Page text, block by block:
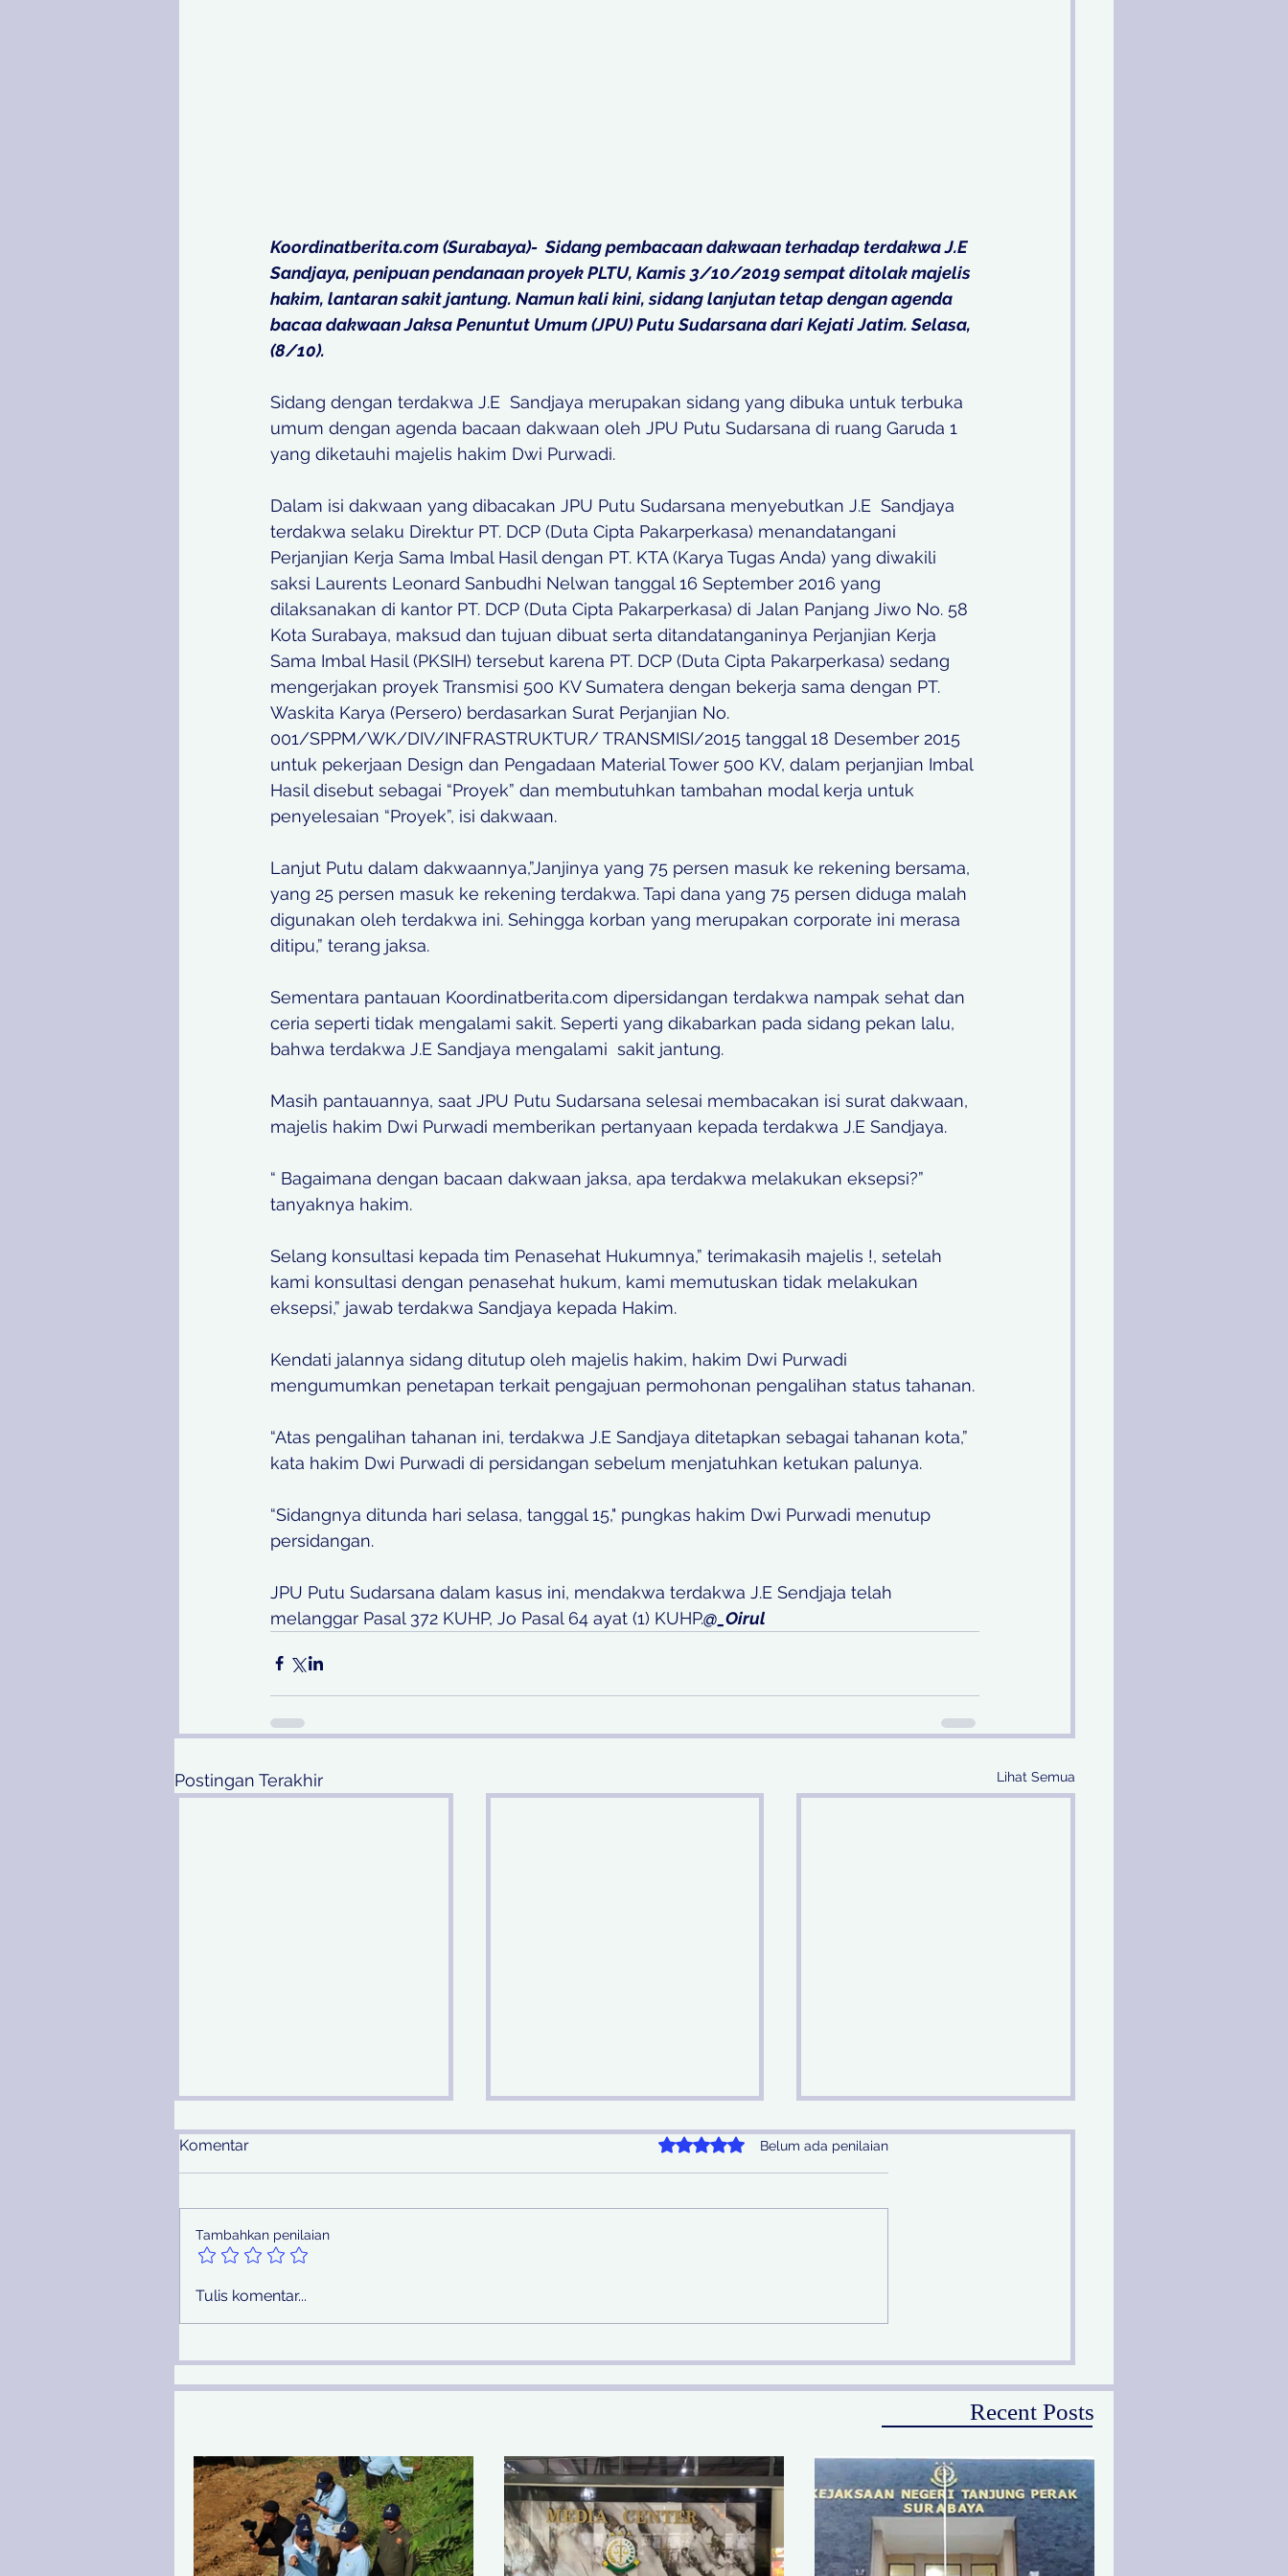
Koordinatberita.com (Surabaya)-  Sidang pembacaan dakwaan terhadap terdakwa J.E
Sandjaya, penipuan pendanaan proyek PLTU, Kamis 3/10/2019 sempat ditolak majelis
hakim, lantaran sakit jantung. Namun kali kini, sidang lanjutan tetap dengan agenda
bacaa dakwaan Jaksa Penuntut Umum (JPU) Putu Sudarsana dari Kejati Jatim. Selasa,
(8/10).
Sidang dengan terdakwa J.E  Sandjaya merupakan sidang yang dibuka untuk terbuka
umum dengan agenda bacaan dakwaan oleh JPU Putu Sudarsana di ruang Garuda 1
yang diketauhi majelis hakim Dwi Purwadi.
Dalam isi dakwaan yang dibacakan JPU Putu Sudarsana menyebutkan J.E  Sandjaya
terdakwa selaku Direktur PT. DCP (Duta Cipta Pakarperkasa) menandatangani
Perjanjian Kerja Sama Imbal Hasil dengan PT. KTA (Karya Tugas Anda) yang diwakili
saksi Laurents Leonard Sanbudhi Nelwan tanggal 16 September 2016 yang
dilaksanakan di kantor PT. DCP (Duta Cipta Pakarperkasa) di Jalan Panjang Jiwo No. 58
Kota Surabaya, maksud dan tujuan dibuat serta ditandatanganinya Perjanjian Kerja
Sama Imbal Hasil (PKSIH) tersebut karena PT. DCP (Duta Cipta Pakarperkasa) sedang
mengerjakan proyek Transmisi 500 KV Sumatera dengan bekerja sama dengan PT.
Waskita Karya (Persero) berdasarkan Surat Perjanjian No.
001/SPPM/WK/DIV/INFRASTRUKTUR/ TRANSMISI/2015 tanggal 18 Desember 2015
untuk pekerjaan Design dan Pengadaan Material Tower 500 KV, dalam perjanjian Imbal
Hasil disebut sebagai “Proyek” dan membutuhkan tambahan modal kerja untuk
penyelesaian “Proyek”, isi dakwaan.
Lanjut Putu dalam dakwaannya,”Janjinya yang 75 persen masuk ke rekening bersama,
yang 25 persen masuk ke rekening terdakwa. Tapi dana yang 75 persen diduga malah
digunakan oleh terdakwa ini. Sehingga korban yang merupakan corporate ini merasa
ditipu,” terang jaksa.
Sementara pantauan Koordinatberita.com dipersidangan terdakwa nampak sehat dan
ceria seperti tidak mengalami sakit. Seperti yang dikabarkan pada sidang pekan lalu,
bahwa terdakwa J.E Sandjaya mengalami  sakit jantung.
Masih pantauannya, saat JPU Putu Sudarsana selesai membacakan isi surat dakwaan,
majelis hakim Dwi Purwadi memberikan pertanyaan kepada terdakwa J.E Sandjaya.
“ Bagaimana dengan bacaan dakwaan jaksa, apa terdakwa melakukan eksepsi?”
tanyaknya hakim.
Selang konsultasi kepada tim Penasehat Hukumnya,” terimakasih majelis !, setelah
kami konsultasi dengan penasehat hukum, kami memutuskan tidak melakukan
eksepsi,” jawab terdakwa Sandjaya kepada Hakim.
Kendati jalannya sidang ditutup oleh majelis hakim, hakim Dwi Purwadi
mengumumkan penetapan terkait pengajuan permohonan pengalihan status tahanan.
“Atas pengalihan tahanan ini, terdakwa J.E Sandjaya ditetapkan sebagai tahanan kota,”
kata hakim Dwi Purwadi di persidangan sebelum menjatuhkan ketukan palunya.
“Sidangnya ditunda hari selasa, tanggal 15," pungkas hakim Dwi Purwadi menutup
persidangan.
JPU Putu Sudarsana dalam kasus ini, mendakwa terdakwa J.E Sendjaja telah
melanggar Pasal 372 KUHP, Jo Pasal 64 ayat (1) KUHP.@_Oirul
Postingan Terakhir Lihat Semua
SDA Peringati Hari Sungai
Nasional
Surabaya Kejar Hingga ke
Perak Terbitkan DPO
Komentar Dinilai 0 dari 5 bintang.
Belum ada penilaian
Tambahkan penilaian
Tulis komentar...
Recent Posts